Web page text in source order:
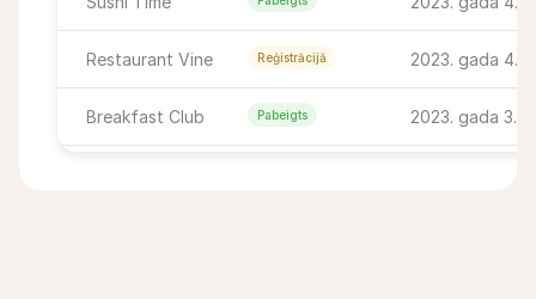
Restaurant Vine Reģistrācijā 2023. gada 4.
Breakfast Club Pabeigts 2023. gada 3.